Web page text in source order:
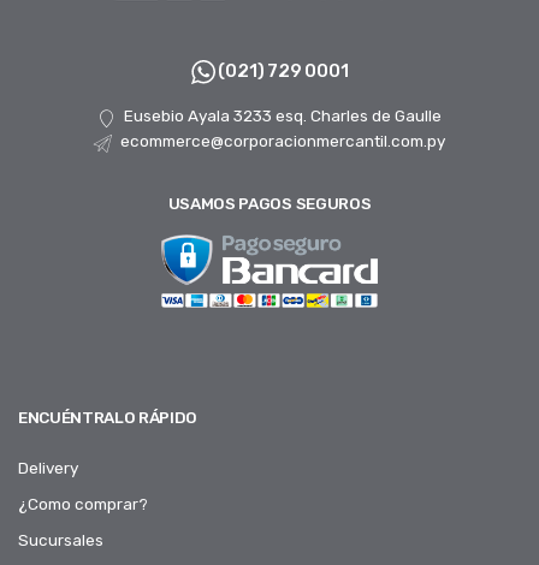
(021) 729 0001
Eusebio Ayala 3233 esq. Charles de Gaulle
ecommerce@corporacionmercantil.com.py
USAMOS PAGOS SEGUROS
ENCUÉNTRALO RÁPIDO
Delivery
¿Como comprar?
Sucursales